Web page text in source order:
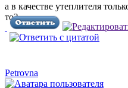
а в качестве утеплителя
то?
Petrovna